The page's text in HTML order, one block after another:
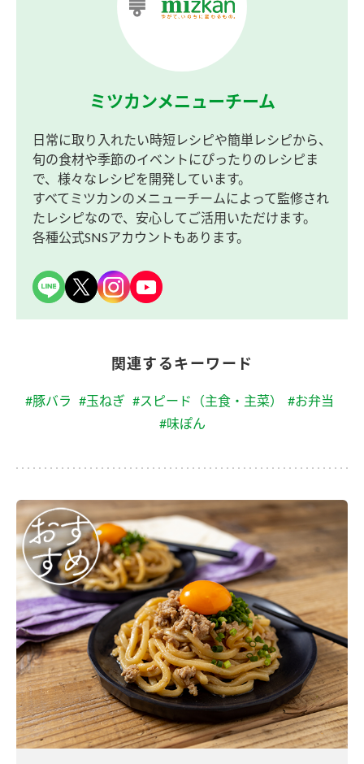
ミツカンメニューチーム
日常に取り入れたい時短レシピや簡単レシピから、
旬の食材や季節のイベントにぴったりのレシピま
で、様々なレシピを開発しています。
すべてミツカンのメニューチームによって監修され
たレシピなので、安心してご活用いただけます。
各種公式SNSアカウントもあります。
関連するキーワード
#豚バラ #玉ねぎ #スピード（主食・主菜）
#お弁当
#味ぽん